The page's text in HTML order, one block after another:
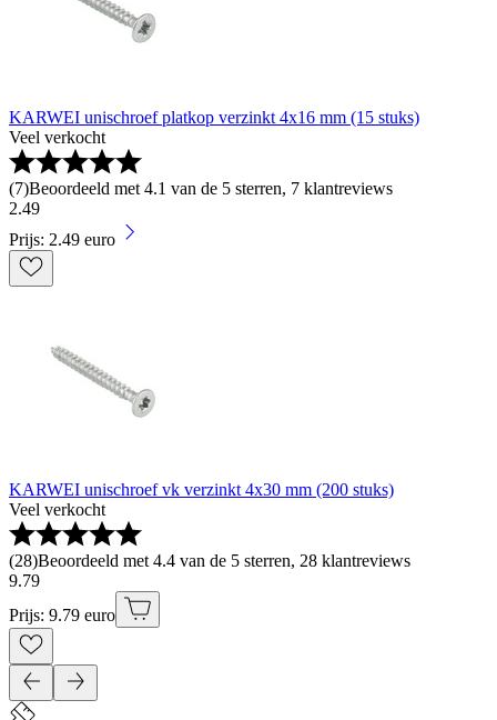
KARWEI unischroef platkop verzinkt 4x16 mm (15 stuks)
Veel verkocht
(7)Beoordeeld met 4.1 van de 5 sterren, 7 klantreviews
2.49
Prijs: 2.49 euro
KARWEI unischroef vk verzinkt 4x30 mm (200 stuks)
Veel verkocht
(28)Beoordeeld met 4.4 van de 5 sterren, 28 klantreviews
9.79
Prijs: 9.79 euro